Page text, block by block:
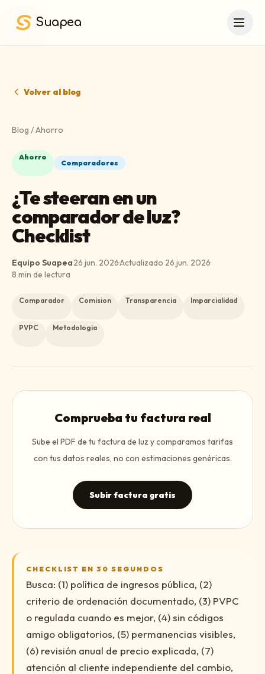
Suapea
Volver al blog
Blog /Ahorro
Ahorro
Comparadores
¿Te steeran en un
comparador de luz?
Checklist
Equipo Suapea·26 jun. 2026·Actualizado 26 jun. 2026·
8 min de lectura
Comparador Comision Transparencia Imparcialidad
PVPC Metodologia
Comprueba tu factura real
Sube el PDF de tu factura de luz y comparamos tarifas
con tus datos reales, no con estimaciones genéricas.
Subir factura gratis
CHECKLIST EN 30 SEGUNDOS
Busca: (1) política de ingresos pública, (2)
criterio de ordenación documentado, (3) PVPC
o regulada cuando es mejor, (4) sin códigos
amigo obligatorios, (5) permanencias visibles,
(6) revisión anual de precio explicada, (7)
atención al cliente independiente del cambio,